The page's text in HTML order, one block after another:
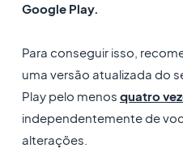
Google Play.
Para conseguir isso,
uma versão atualizada do
Play pelo menos quatro
independentemente de
alterações.